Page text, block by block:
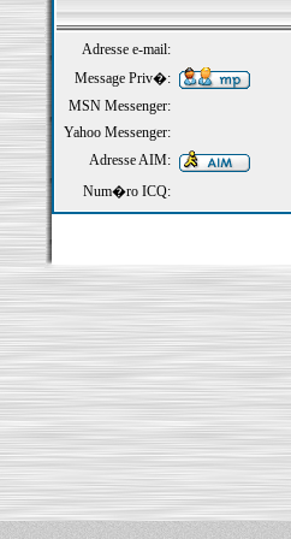
Adresse e-mail:
Message Priv�:
MSN Messenger:
Yahoo Messenger:
Adresse AIM:
Num�ro ICQ: